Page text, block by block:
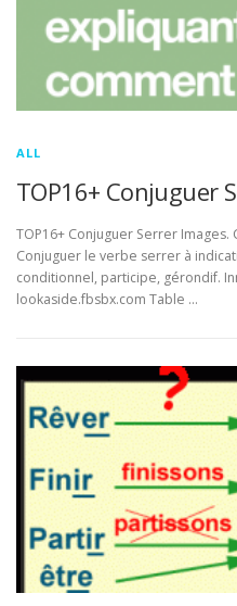
ALL
TOP16+ Conjuguer
TOP16+ Conjuguer Serrer
Conjuguer le verbe serrer à
conditionnel, participe, gérondif.
lookaside.fbsbx.com Table …